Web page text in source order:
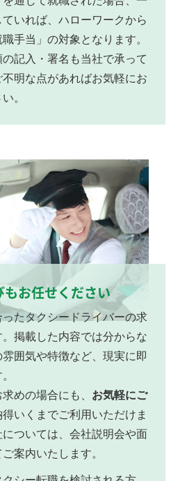
いれば、ハローワークから
手当」の対象となります。
記入・署名も当社で承って
明な点があればお気軽にお
。
もお任せください
たタクシードライバーの求
。掲載した内容では分からな
囲気や特徴など、現実に即
めの場合にも、 お気軽にご
得いくまでご利用いただけま
ついては、会社説明会や面
案内いたします。